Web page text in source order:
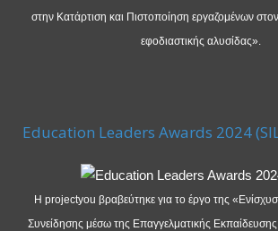
στην Κατάρτιση και Πιστοποίηση εργαζομένων
εφοδιαστικής αλυσίδας».
Education Leaders Awards 2024
Η projectyou βραβεύτηκε για το έργο της
Συνείδησης μέσω της Επαγγελματικής Εκπαίδευσης